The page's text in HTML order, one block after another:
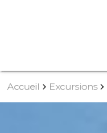
Accueil Excursions